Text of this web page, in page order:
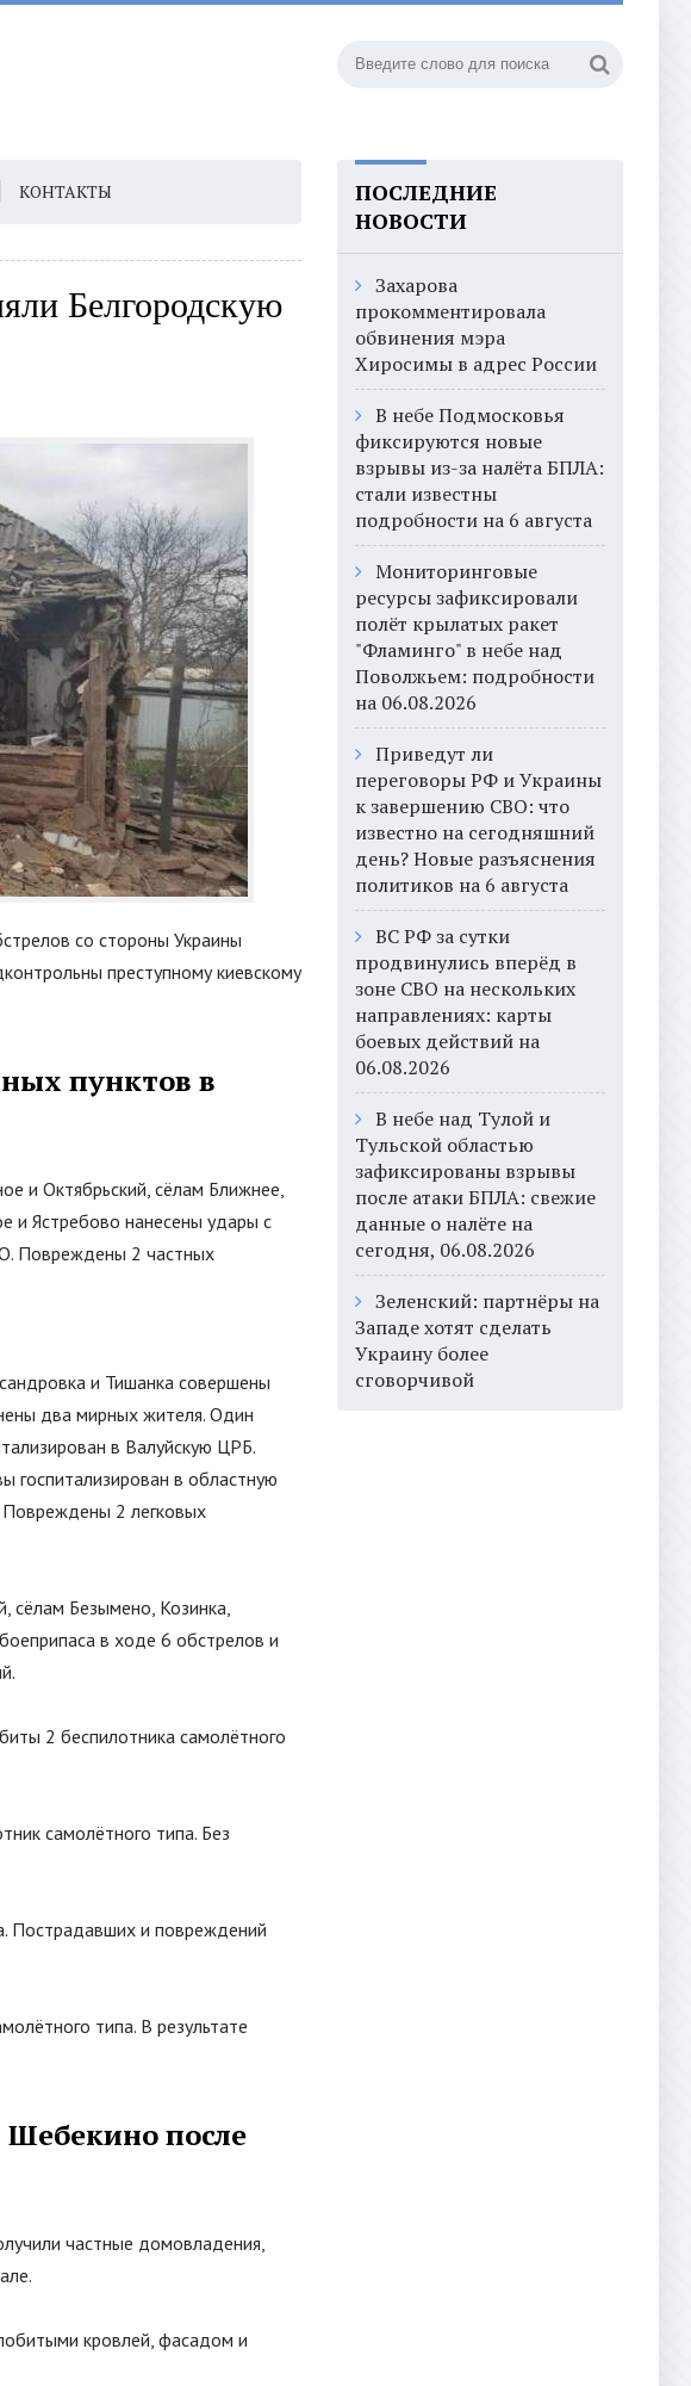
КОНТАКТЫ
Белгородскую
со стороны Украины
преступному киевскому
пунктов в
и Октябрьский, сёлам Ближнее,
и Ястребово нанесены удары с
Повреждены 2 частных
и Тишанка совершены
два мирных жителя. Один
в Валуйскую ЦРБ.
госпитализирован в областную
Повреждены 2 легковых
сёлам Безымено, Козинка,
в ходе 6 обстрелов и
2 беспилотника самолётного
самолётного типа. Без
Пострадавших и повреждений
типа. В результате
Шебекино после
частные домовладения,
кровлей, фасадом и
ПОСЛЕДНИЕ
НОВОСТИ
Захарова
прокомментировала
обвинения мэра
Хиросимы в адрес России
В небе Подмосковья
фиксируются новые
взрывы из-за налёта БПЛА:
стали известны
подробности на 6 августа
Мониторинговые
ресурсы зафиксировали
полёт крылатых ракет
"Фламинго" в небе над
Поволжьем: подробности
на 06.08.2026
Приведут ли
переговоры РФ и Украины
к завершению СВО: что
известно на сегодняшний
день? Новые разъяснения
политиков на 6 августа
ВС РФ за сутки
продвинулись вперёд в
зоне СВО на нескольких
направлениях: карты
боевых действий на
06.08.2026
В небе над Тулой и
Тульской областью
зафиксированы взрывы
после атаки БПЛА: свежие
данные о налёте на
сегодня, 06.08.2026
Зеленский: партнёры на
Западе хотят сделать
Украину более
сговорчивой